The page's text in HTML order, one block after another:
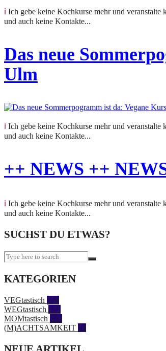
ℹ️ Ich gebe keine Kochkurse mehr und veranstalte keine Events. Dieser Beitrag hält eine vergangene Veranstaltung fest. Anfragen zu Kursen oder Terminen kann ich nicht beantworten
und auch keine Kontakte...
Das neue
Ulm
ℹ️ Ich gebe keine Kochkurse mehr und veranstalte keine Events. Dieser Beitrag hält eine vergangene Veranstaltung fest. Anfragen zu Kursen oder Terminen kann ich nicht beantworten
und auch keine Kontakte...
++ NEWS ++
ℹ️ Ich gebe keine Kochkurse mehr und veranstalte keine Events. Dieser Beitrag hält eine vergangene Veranstaltung fest. Anfragen zu Kursen oder Terminen kann ich nicht beantworten
und auch keine Kontakte...
SUCHST DU ETWAS?
KATEGORIEN
VEGtastisch 558
WEGtastisch 171
MOMtastisch 328
(M)ACHTSAMKEIT 28